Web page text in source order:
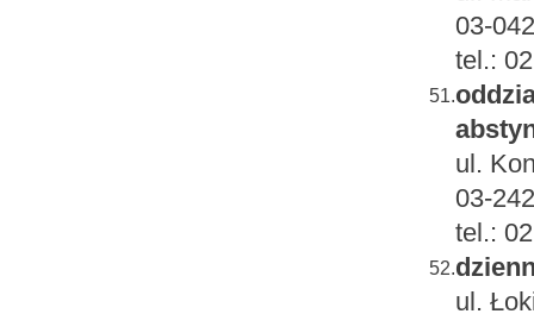
03-
tel.:
51.
ul.
03-
tel.:
52.
ul.